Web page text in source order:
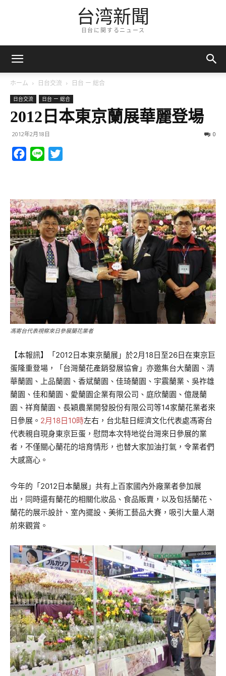
台湾新聞
日台に関するニュース
ホーム 日台交流 日台 ー 総合
日台交流 日台 ー 総合
2012日本東京蘭展華麗登場
2012年2月18日 0
Facebook
Line
馮寄台代表視察來日參展蘭花業者
【本報訊】「2012日本東京蘭展」於2月18日至26日在東京巨
蛋隆重登場，「台灣蘭花產銷發展協會」亦邀集台大蘭園、清
華蘭園、上品蘭園、香斌蘭園、佳琦蘭園、宇震蘭業、吳祚雄
蘭園、佳和蘭園、愛蘭園企業有限公司、庭欣蘭園、億晟蘭
園、祥育蘭園、長穎農業開發股份有限公司等14家蘭花業者來
日參展。 2月18日10時左右，台北駐日經濟文化代表處馮寄台
代表親自現身東京巨蛋，慰問本次特地從台灣來日參展的業
者，不僅關心蘭花的培育情形，也替大家加油打氣，令業者們
大感窩心。
今年的「2012日本蘭展」共有上百家國內外廠業者參加展
出，同時還有蘭花的相關化妝品、食品販賣，以及包括蘭花、
蘭花的展示設計、室內擺設、美術工藝品大賽，吸引大量人潮
前來觀賞。